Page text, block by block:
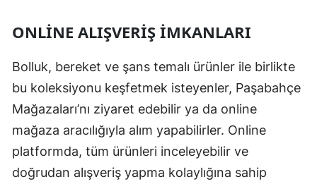
ONLINE ALIŞVERIŞ İMKANLARI
Bolluk, bereket ve şans temalı ürünler ile birlikte
bu koleksiyonu keşfetmek isteyenler, Paşabahçe
Mağazaları’nı ziyaret edebilir ya da online
mağaza aracılığıyla alım yapabilirler. Online
platformda, tüm ürünleri inceleyebilir ve
doğrudan alışveriş yapma kolaylığına sahip